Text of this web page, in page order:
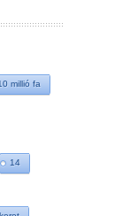
millió fa
14